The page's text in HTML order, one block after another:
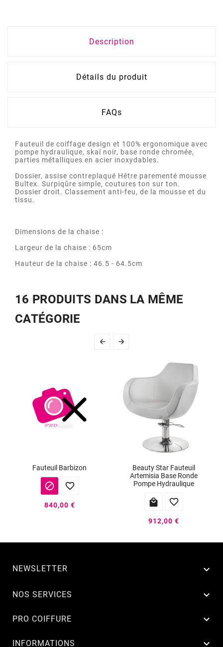
Description
Détails du produit
FAQs
Fauteuil de coiffage design et 100% ergonomique avec
pompe hydraulique, skaï noir, base ronde chromée,
parties métalliques en acier inoxydables.
Dossier, assise contreplaqué Hêtre parementé mousse
Bultex. Surpiqûre simple, coutures ton sur ton.
Dossier droit. Classement anti-feu, de la mousse et du
tissu.
Dimensions de la chaise :
Largeur de la chaise : 65cm
Hauteur de la chaise : 46.5 - 64.5cm
16 PRODUITS DANS LA MÊME
CATÉGORIE
 
Fauteuil Barbizon
 
840,00 €
Beauty Star Fauteuil
Artemisia Base Ronde
Pompe Hydraulique
 
912,00 €
NEWSLETTER 
NOS SERVICES 
PRO COIFFURE 
INFORMATIONS 